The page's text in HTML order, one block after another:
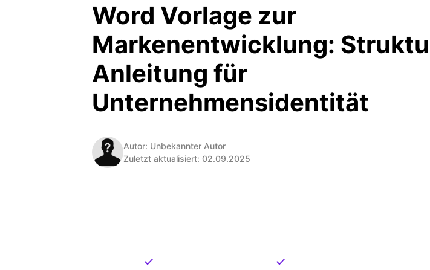
Word Vorlage zur
Markenentwicklung:
Anleitung für
Unternehmensidentität
Autor: Unbekannter Autor
Zuletzt aktualisiert: 02.09.2025